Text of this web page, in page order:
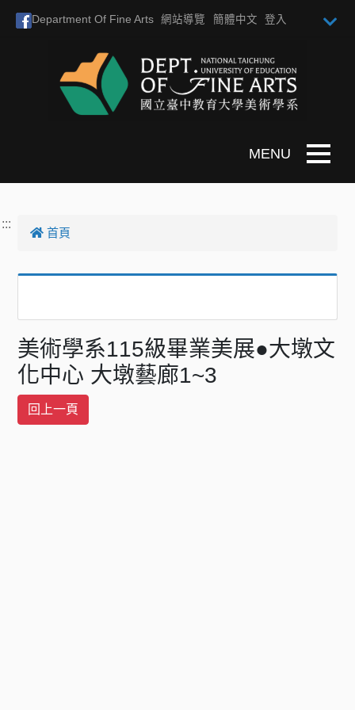
Department Of Fine Arts 網站導覽 簡體中文 登入
Toggle
:::
首頁
美術學系115級畢業美展●大墩文
化中心 大墩藝廊1~3